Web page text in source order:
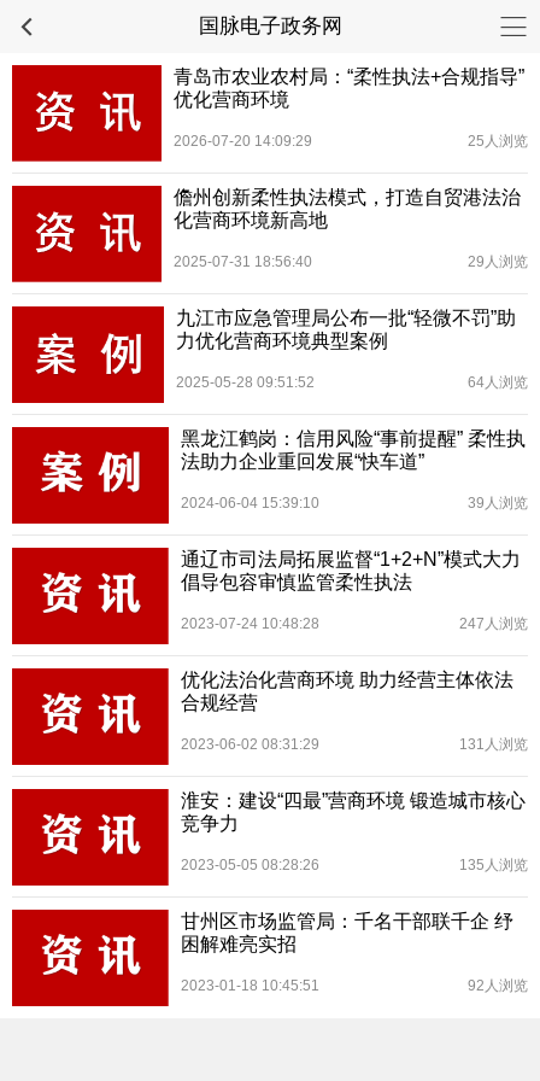
国脉电子政务网
青岛市农业农村局：“柔性执法+合规指导”
优化营商环境
2026-07-20 14:09:29 25人浏览
儋州创新柔性执法模式，打造自贸港法治
化营商环境新高地
2025-07-31 18:56:40 29人浏览
九江市应急管理局公布一批“轻微不罚”助
力优化营商环境典型案例
2025-05-28 09:51:52 64人浏览
黑龙江鹤岗：信用风险“事前提醒” 柔性执
法助力企业重回发展“快车道”
2024-06-04 15:39:10 39人浏览
通辽市司法局拓展监督“1+2+N”模式大力
倡导包容审慎监管柔性执法
2023-07-24 10:48:28 247人浏览
优化法治化营商环境 助力经营主体依法
合规经营
2023-06-02 08:31:29 131人浏览
淮安：建设“四最”营商环境 锻造城市核心
竞争力
2023-05-05 08:28:26 135人浏览
甘州区市场监管局：千名干部联千企 纾
困解难亮实招
2023-01-18 10:45:51 92人浏览